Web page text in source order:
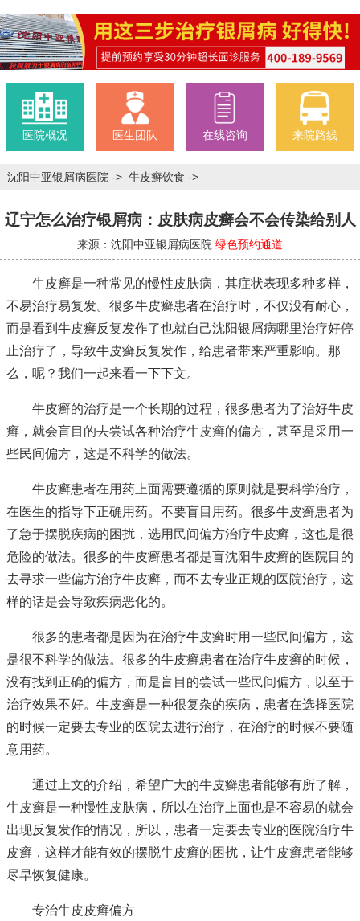
医院概况 医生团队 在线咨询 来院路线
沈阳中亚银屑病医院 -> 牛皮癣饮食 ->
辽宁怎么治疗银屑病：皮肤病皮癣会不会传染给别人
来源：沈阳中亚银屑病医院 绿色预约通道
牛皮癣是一种常见的慢性皮肤病，其症状表现多种多样，
不易治疗易复发。很多牛皮癣患者在治疗时，不仅没有耐心，
而是看到牛皮癣反复发作了也就自己沈阳银屑病哪里治疗好停
止治疗了，导致牛皮癣反复发作，给患者带来严重影响。那
么，呢？我们一起来看一下下文。
牛皮癣的治疗是一个长期的过程，很多患者为了治好牛皮
癣，就会盲目的去尝试各种治疗牛皮癣的偏方，甚至是采用一
些民间偏方，这是不科学的做法。
牛皮癣患者在用药上面需要遵循的原则就是要科学治疗，
在医生的指导下正确用药。不要盲目用药。很多牛皮癣患者为
了急于摆脱疾病的困扰，选用民间偏方治疗牛皮癣，这也是很
危险的做法。很多的牛皮癣患者都是盲沈阳牛皮癣的医院 目的
去寻求一些偏方治疗牛皮癣，而不去专业正规的医院治疗，这
样的话是会导致疾病恶化的。
很多的患者都是因为在治疗牛皮癣时用一些民间偏方，这
是很不科学的做法。很多的牛皮癣患者在治疗牛皮癣的时候，
没有找到正确的偏方，而是盲目的尝试一些民间偏方，以至于
治疗效果不好。牛皮癣是一种很复杂的疾病，患者在选择医院
的时候一定要去专业的医院去进行治疗，在治疗的时候不要随
意用药。
通过上文的介绍，希望广大的牛皮癣患者能够有所了解，
牛皮癣是一种慢性皮肤病，所以在治疗上面也是不容易的就会
出现反复发作的情况，所以，患者一定要去专业的医院治疗牛
皮癣，这样才能有效的摆脱牛皮癣的困扰，让牛皮癣患者能够
尽早恢复健康。
专治牛皮皮癣偏方